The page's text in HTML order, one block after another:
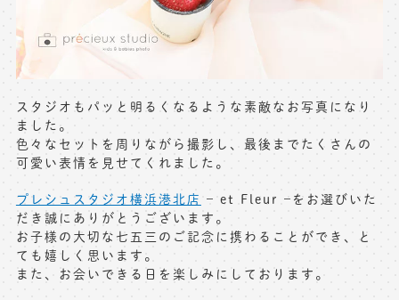
スタジオもパッと明るくなるような素敵なお写真になり
ました。
色々なセットを周りながら撮影し、最後までたくさんの
可愛い表情を見せてくれました。
プレシュスタジオ横浜港北店 – et Fleur –をお選びいた
だき誠にありがとうございます。
お子様の大切な七五三のご記念に携わることができ、と
ても嬉しく思います。
また、お会いできる日を楽しみにしております。